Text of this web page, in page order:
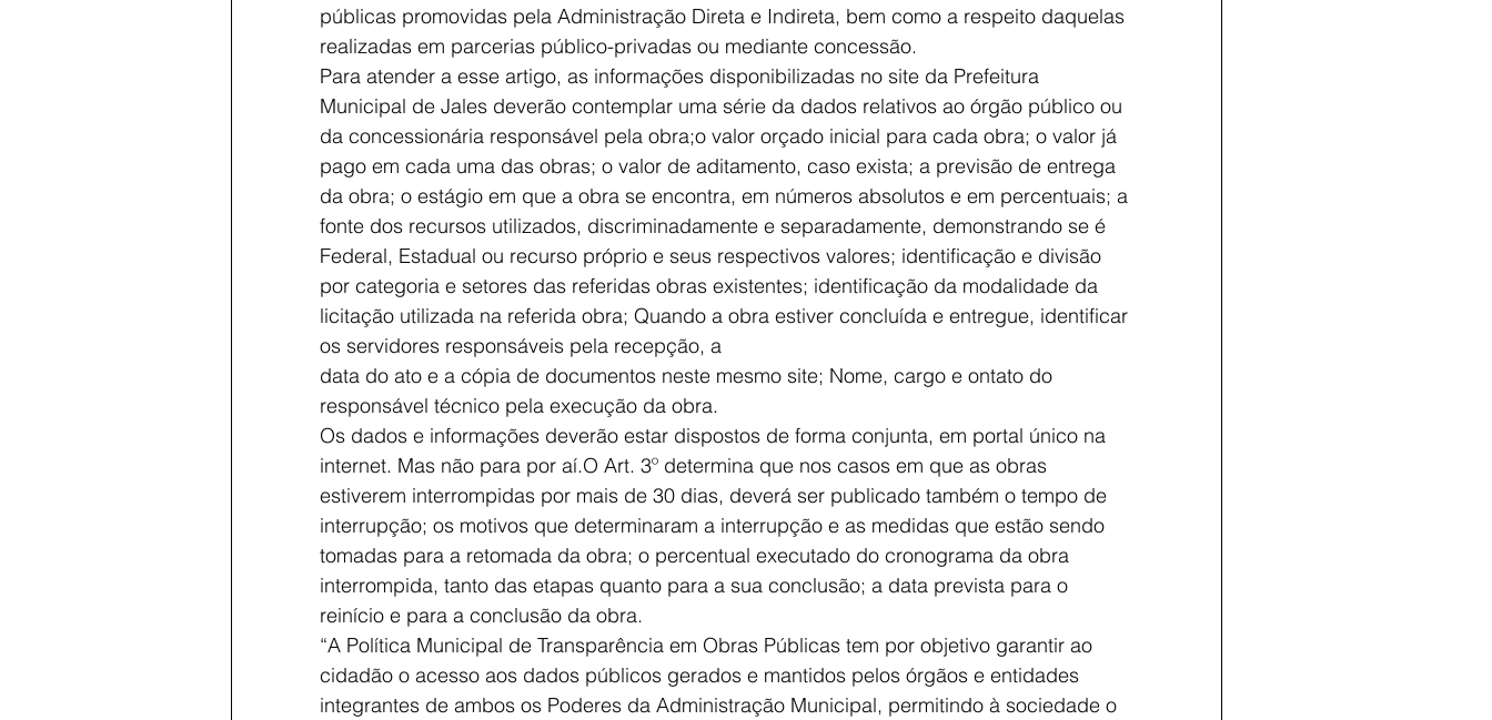
públicas promovidas pela Administração Direta e Indireta, bem como a respeito daquelas
realizadas em parcerias público-privadas ou mediante concessão.
Para atender a esse artigo, as informações disponibilizadas no site da Prefeitura
Municipal de Jales deverão contemplar uma série da dados relativos ao órgão público ou
da concessionária responsável pela obra;o valor orçado inicial para cada obra; o valor já
pago em cada uma das obras; o valor de aditamento, caso exista; a previsão de entrega
da obra; o estágio em que a obra se encontra, em números absolutos e em percentuais; a
fonte dos recursos utilizados, discriminadamente e separadamente, demonstrando se é
Federal, Estadual ou recurso próprio e seus respectivos valores; identificação e divisão
por categoria e setores das referidas obras existentes; identificação da modalidade da
licitação utilizada na referida obra; Quando a obra estiver concluída e entregue, identificar
os servidores responsáveis pela recepção, a
data do ato e a cópia de documentos neste mesmo site; Nome, cargo e ontato do
responsável técnico pela execução da obra.
Os dados e informações deverão estar dispostos de forma conjunta, em portal único na
internet. Mas não para por aí.O Art. 3º determina que nos casos em que as obras
estiverem interrompidas por mais de 30 dias, deverá ser publicado também o tempo de
interrupção; os motivos que determinaram a interrupção e as medidas que estão sendo
tomadas para a retomada da obra; o percentual executado do cronograma da obra
interrompida, tanto das etapas quanto para a sua conclusão; a data prevista para o
reinício e para a conclusão da obra.
“A Política Municipal de Transparência em Obras Públicas tem por objetivo garantir ao
cidadão o acesso aos dados públicos gerados e mantidos pelos órgãos e entidades
integrantes de ambos os Poderes da Administração Municipal, permitindo à sociedade o